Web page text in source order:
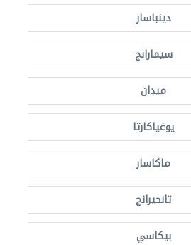
دينباسار
سيمارانج
ميدان
يوغياكارتا
ماكاسار
تانجيرانج
بيكاسي